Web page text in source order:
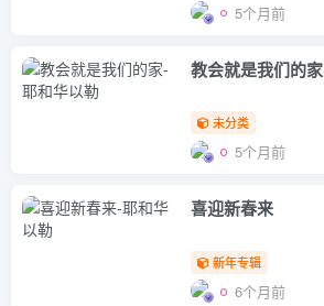
5个月前
教会就是我们的家
未分类
5个月前
喜迎新春来
新年专辑
6个月前